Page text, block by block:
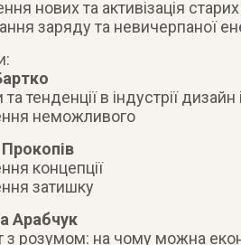
нових та активізація старих
заряду та невичерпаної
тенденції в індустрії дизайн
неможливого
концепції
затишку
Арабчук
з розумом: на чому можна